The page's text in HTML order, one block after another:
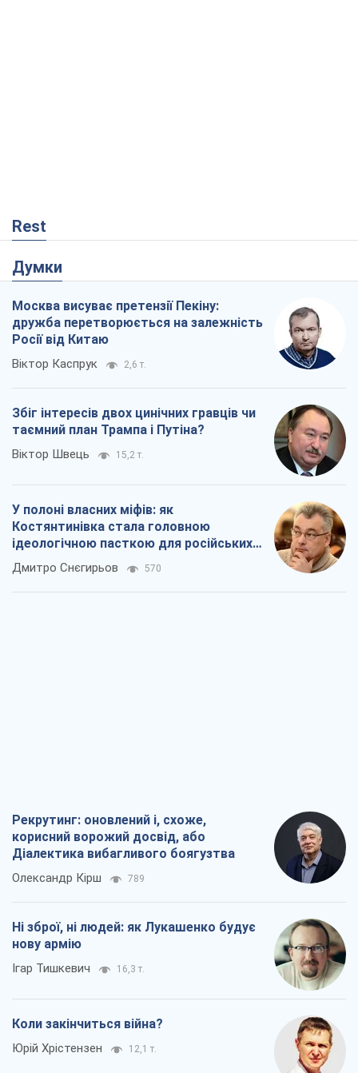
Rest
Думки
Москва висуває претензії Пекіну:
дружба перетворюється на залежність
Росії від Китаю
Віктор Каспрук 2,6 т.
Збіг інтересів двох цинічних гравців чи
таємний план Трампа і Путіна?
Віктор Швець 15,2 т.
У полоні власних міфів: як
Костянтинівка стала головною
ідеологічною пасткою для російських
окупантів
Дмитро Снєгирьов 570
Рекрутинг: оновлений і, схоже,
корисний ворожий досвід, або
Діалектика вибагливого боягузтва
Олександр Кірш 789
Ні зброї, ні людей: як Лукашенко будує
нову армію
Ігар Тишкевич 16,3 т.
Коли закінчиться війна?
Юрій Хрістензен 12,1 т.